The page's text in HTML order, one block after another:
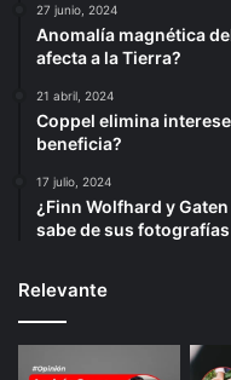
27 junio, 2024
Anomalía magnética
afecta a la Tierra?
21 abril, 2024
Coppel elimina
beneficia?
17 julio, 2024
¿Finn Wolfhard y
sabe de sus
Relevante